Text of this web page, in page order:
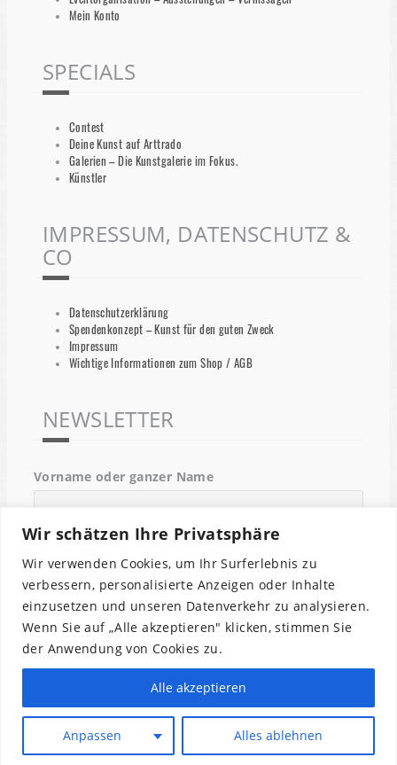
Wir schätzen Ihre Privatsphäre
Wir verwenden Cookies, um Ihr Surferlebnis zu
verbessern, personalisierte Anzeigen oder Inhalte
einzusetzen und unseren Datenverkehr zu analysieren.
Wenn Sie auf „Alle akzeptieren" klicken, stimmen Sie
der Anwendung von Cookies zu.
Anpassen Alles ablehnen
Alle akzeptieren
Mein Konto
SPECIALS
Contest
Deine Kunst auf Arttrado
Galerien – Die Kunstgalerie im Fokus.
Künstler
IMPRESSUM, DATENSCHUTZ &
CO
Datenschutzerklärung
Spendenkonzept – Kunst für den guten Zweck
Impressum
Wichtige Informationen zum Shop / AGB
NEWSLETTER
Vorname oder ganzer Name
Email
Indem Du fortfährst, akzeptierst Du unsere
Datenschutzerklärung.